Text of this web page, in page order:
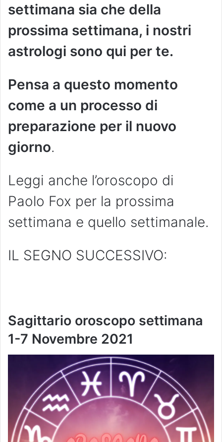
settimana sia che della
prossima settimana, i nostri
astrologi sono qui per te.
Pensa a questo momento
come a un processo di
preparazione per il nuovo
giorno.
Leggi anche l’oroscopo di
Paolo Fox per la prossima
settimana e quello settimanale.
IL SEGNO SUCCESSIVO:
Sagittario oroscopo settimana
1-7 Novembre 2021